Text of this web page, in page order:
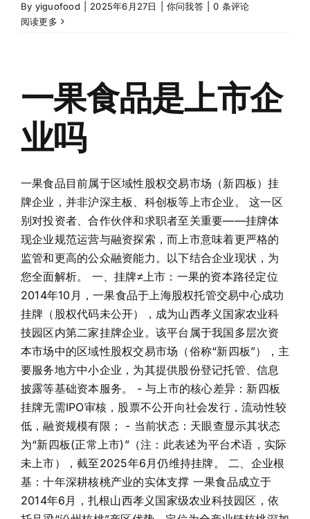
By yiguofood 2025年6月27日 你问我答
0 条评论
阅读更多
一果食品是上市企
业吗
一果食品目前属于区域性股权交易市场（新四板）挂
牌企业，并非沪深主板、科创板等上市企业。 这一区
别对投资者、合作伙伴和求职者至关重要——挂牌体
现企业规范运营与融资探索，而上市意味着更严格的
监管和更高的公众融资能力。以下结合企业现状，为
您全面解析。 一、挂牌≠上市：一果的资本路径定位
2014年10月，一果食品于上海股权托管交易中心成功
挂牌（股权代码未公开），成为山西孝义国家农业科
技园区内第二家挂牌企业。该平台属于我国多层次资
本市场中的区域性股权交易市场（俗称“新四板”），主
要服务地方中小企业，为其提供股份登记托管、信息
披露等基础资本服务。 - 与上市的核心差异：新四板
挂牌无需IPO审核，股票不公开向社会发行，流动性较
低，融资规模有限； - 当前状态：天眼查显示其状态
为“新四板(正常上市)”（注：此表述为平台术语，实际
未上市），截至2025年6月仍维持挂牌。 二、企业根
基：十年深耕核桃产业的实体支撑 一果食品成立于
2014年6月，扎根山西孝义国家级农业科技园区，依